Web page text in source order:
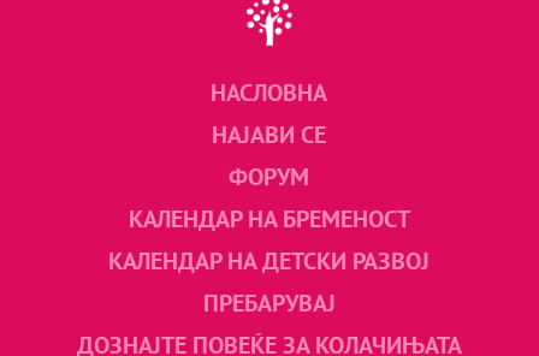
НАСЛОВНА
НАЈАВИ СЕ
ФОРУМ
КАЛЕНДАР НА БРЕМЕНОСТ
КАЛЕНДАР НА ДЕТСКИ РАЗВОЈ
ПРЕБАРУВАЈ
ДОЗНАЈТЕ ПОВЕЌЕ ЗА КОЛАЧИЊАТА